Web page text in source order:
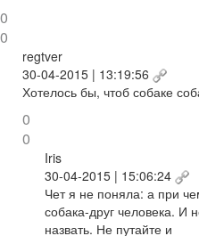
0
0
regtver
30-04-2015 | 13:19:56
Хотелось бы, чтоб собаке
0
0
Iris
30-04-2015 | 15:06:24
Чет я не поняла: а при
собака-друг человека.
назвать. Не путайте и